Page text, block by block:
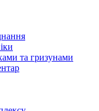
та гризунами